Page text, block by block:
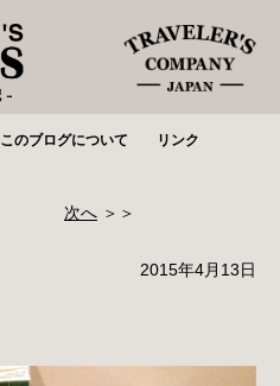
このブログについて リンク
次へ ＞＞
2015年4月13日